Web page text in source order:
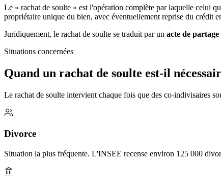
Le « rachat de soulte » est l'opération complète par laquelle celui
propriétaire unique du bien, avec éventuellement reprise du crédit
Juridiquement, le rachat de soulte se traduit par un acte de partage
Situations concernées
Quand un rachat de soulte est-il
Le rachat de soulte intervient chaque fois que des co-indivisaires
Divorce
Situation la plus fréquente. L'INSEE recense environ 125 000